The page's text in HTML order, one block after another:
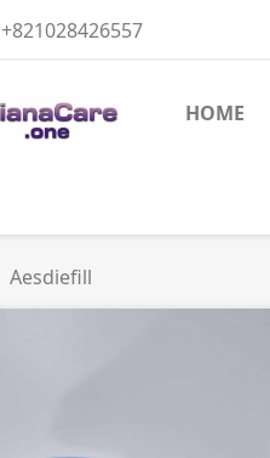
+821028426557
HOME
Aesdiefill